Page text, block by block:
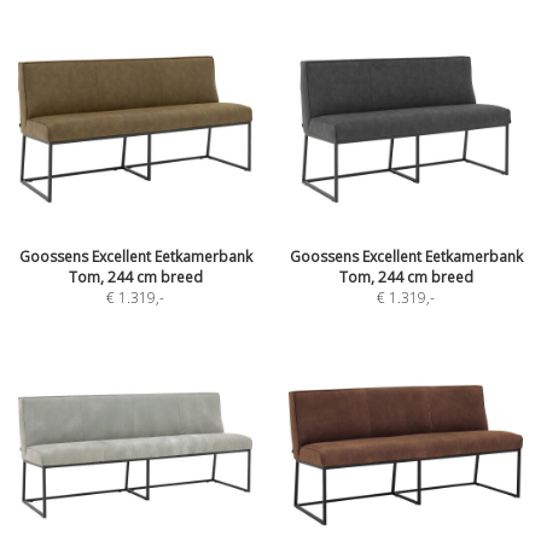
Goossens Excellent Eetkamerbank
Tom, 244 cm breed
€ 1.319,-
Goossens Excellent Eetkamerbank
Tom, 244 cm breed
€ 1.319,-